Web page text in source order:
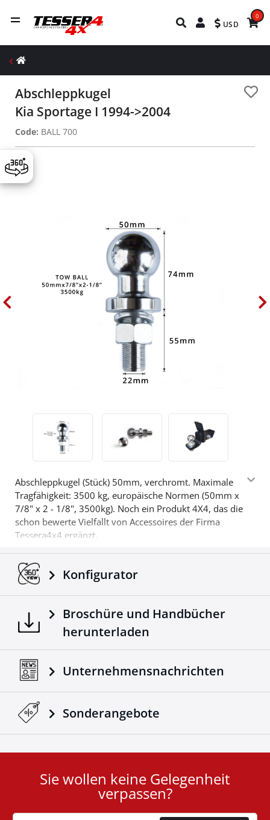
USD
0
Abschleppkugel
Kia Sportage I 1994->2004
Code: BALL 700
Abschleppkugel (Stück) 50mm, verchromt. Maximale
Tragfähigkeit: 3500 kg, europäische Normen (50mm x
7/8" x 2 - 1/8", 3500kg). Noch ein Produkt 4X4, das die
schon bewerte Vielfallt von Accessoires der Firma
Tessera4x4 ergänzt.
Konfigurator
Broschüre und Handbücher
herunterladen
Unternehmensnachrichten
Sonderangebote
Cookie
Sie wollen keine Gelegenheit
verpassen?